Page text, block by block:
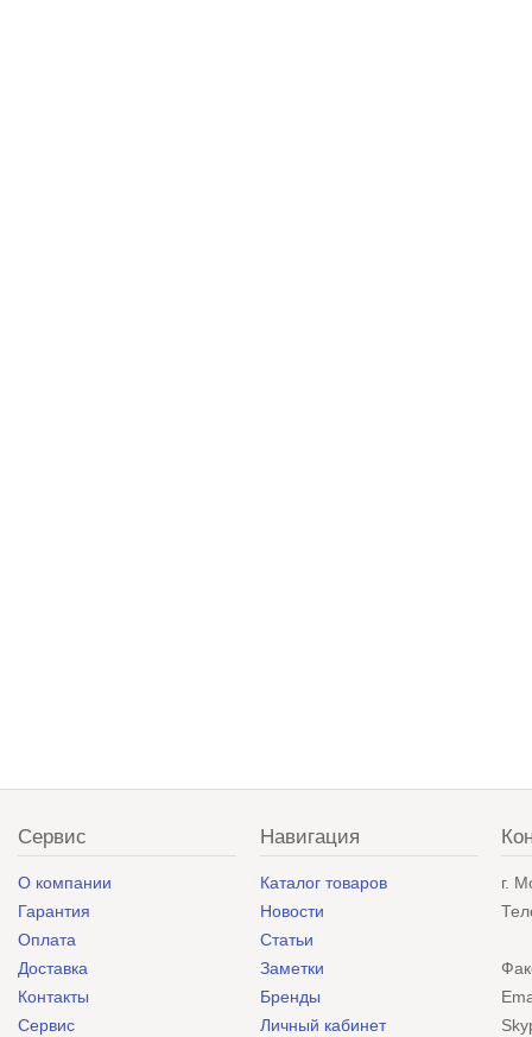
Сервис
О компании
Гарантия
Оплата
Доставка
Контакты
Сервис
Навигация
Каталог товаров
Новости
Статьи
Заметки
Бренды
Личный кабинет
г.